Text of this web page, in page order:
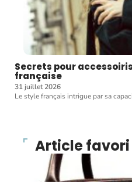
Secrets pour
française
31 juillet 2026
Le style français intrigue par sa
Article favori